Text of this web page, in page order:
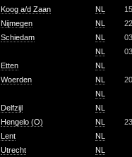
Koog a/d Zaan NL
Nijmegen NL
Schiedam NL
NL
Etten
NL
Woerden NL
NL
Delfzijl
NL
Hengelo (O) NL
Lent
NL
Utrecht
NL